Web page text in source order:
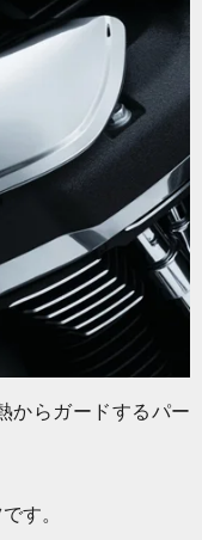
からガードするパー
す。